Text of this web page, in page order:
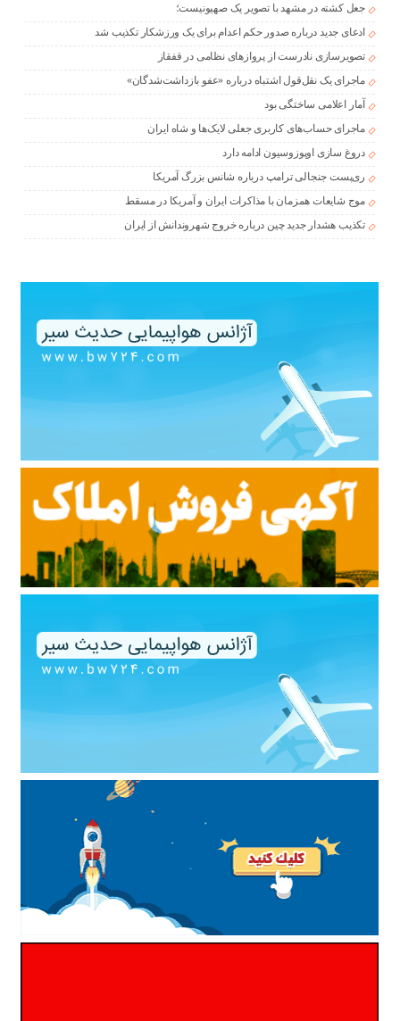
جعل کشته در مشهد با تصویر یک صهیونیست؛
ادعای جدید درباره صدور حکم اعدام برای یک ورزشکار تکذیب شد
تصویرسازی نادرست از پروازهای نظامی در قفقاز
ماجرای یک نقل‌قول اشتباه درباره «عفو بازداشت‌شدگان»
آمار اعلامی ساختگی بود
ماجرای حساب‌های کاربری جعلی لایک‌ها و شاه ایران
دروغ سازی اوپوزوسیون ادامه دارد
ری‌پست جنجالی ترامپ درباره شانس بزرگ آمریکا
موج شایعات همزمان با مذاکرات ایران و آمریکا در مسقط
تکذیب هشدار جدید چین درباره خروج شهروندانش از ایران